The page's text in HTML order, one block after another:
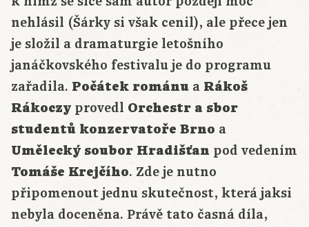
nehlásil (Šárky si však cenil), ale přece jen
je složil a dramaturgie letošního
janáčkovského festivalu je do programu
zařadila. Počátek románu a Rákoš
Rákoczy provedl Orchestr a sbor
studentů konzervatoře Brno a
Umělecký soubor Hradišťan pod vedením
Tomáše Krejčího. Zde je nutno
připomenout jednu skutečnost, která jaksi
nebyla doceněna. Právě tato časná díla,